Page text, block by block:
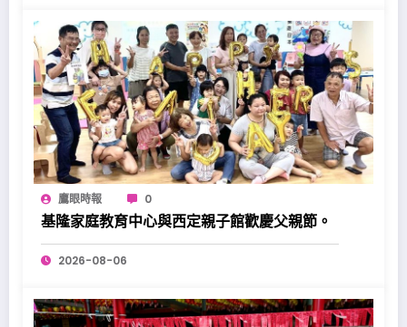
鷹眼時報 0
基隆家庭教育中心與西定親子館歡慶父親節。
2026-08-06